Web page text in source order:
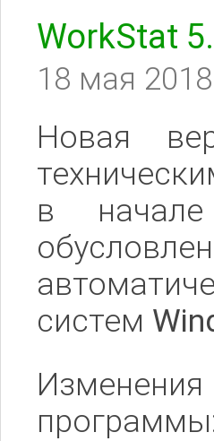
WorkStat
18 мая 2018
Новая
в
систем